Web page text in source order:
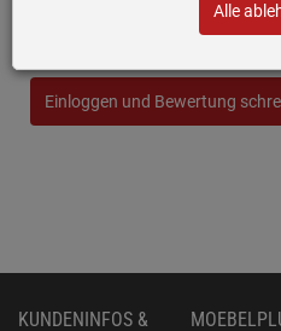
Schreiben Sie jetzt Ihre
und helfen Sie anderen bei
Einloggen und Bewertung
KUNDENINFOS &
Alle